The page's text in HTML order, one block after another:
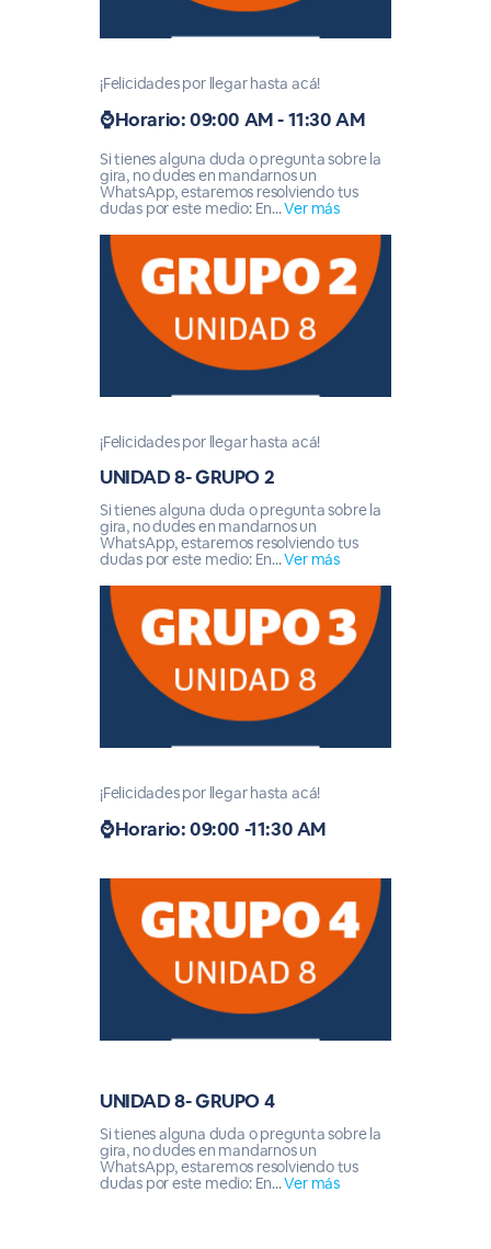
¡Felicidades por llegar hasta acá!
⌚Horario: 09:00 AM - 11:30 AM
Si tienes alguna duda o pregunta sobre la
gira, no dudes en mandarnos un
WhatsApp, estaremos resolviendo tus
dudas por este medio: En...Ver más
¡Felicidades por llegar hasta acá!
UNIDAD 8- GRUPO 2
Si tienes alguna duda o pregunta sobre la
gira, no dudes en mandarnos un
WhatsApp, estaremos resolviendo tus
dudas por este medio: En...Ver más
¡Felicidades por llegar hasta acá!
⌚Horario: 09:00 -11:30 AM
UNIDAD 8- GRUPO 4
Si tienes alguna duda o pregunta sobre la
gira, no dudes en mandarnos un
WhatsApp, estaremos resolviendo tus
dudas por este medio: En...Ver más